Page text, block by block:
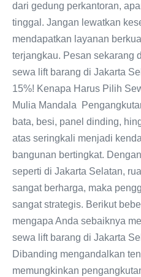
dari gedung perkantoran,
tinggal. Jangan lewatkan
mendapatkan layanan
terjangkau. Pesan sekarang
sewa lift barang di Jakarta
15%! Kenapa Harus Pilih
Mulia Mandala
bata, besi, panel dinding,
atas seringkali menjadi
bangunan bertingkat.
seperti di Jakarta Selatan,
sangat berharga, maka
sangat strategis. Berikut
mengapa Anda sebaiknya
sewa lift barang di Jakarta
Dibanding mengandalkan
memungkinkan